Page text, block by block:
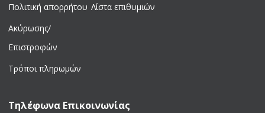
Πολιτική απορρήτου
Ακύρωσης/
Επιστροφών
Τρόποι πληρωμών
Λίστα επιθυμιών
Τηλέφωνα Επικοινωνίας